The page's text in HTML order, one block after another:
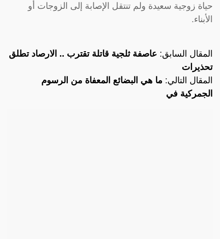
حياة زوجية سعيدة ولم تنتقل الإصابة إلى الزوجات أو
الأبناء.
المقال السابق: عاصفة ثلجية قاتلة تقترب .. الارصاد تطلق
تحذيرات
المقال التالي: ما هي البضائع المعفاة من الرسوم
الجمركية في